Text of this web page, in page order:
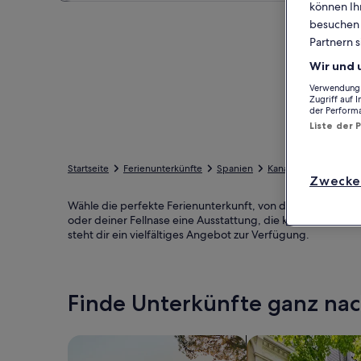
Startseite Ferienunterkünfte Spanien Kanarische Inseln
Wähle die perfekte Ferienunterkunft, von der Zoo
oder deiner Fellnase eine Ausstattung, die keine
steht dir ein vielfältiges Angebot zur Verfügung.
Finde Unterkünfte ganz
Suche nach Ferienhäusern Suche nach
können
Partnern
Wir und
Zugriff auf
der
Liste der